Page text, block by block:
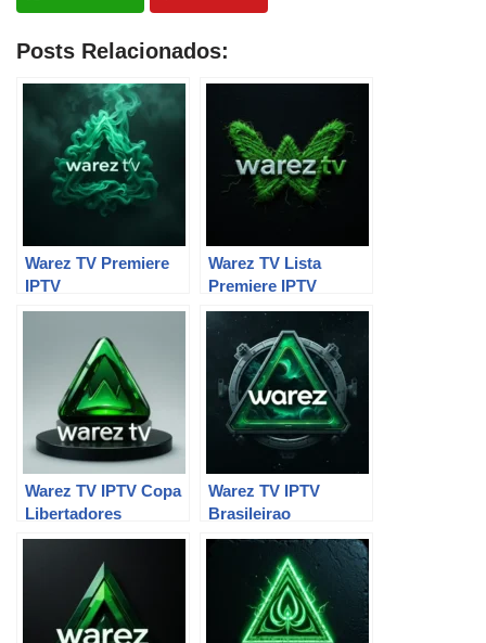
Posts Relacionados:
Warez TV Premiere
IPTV
Warez TV Lista
Premiere IPTV
Warez TV IPTV Copa
Libertadores
Warez TV IPTV
Brasileirao